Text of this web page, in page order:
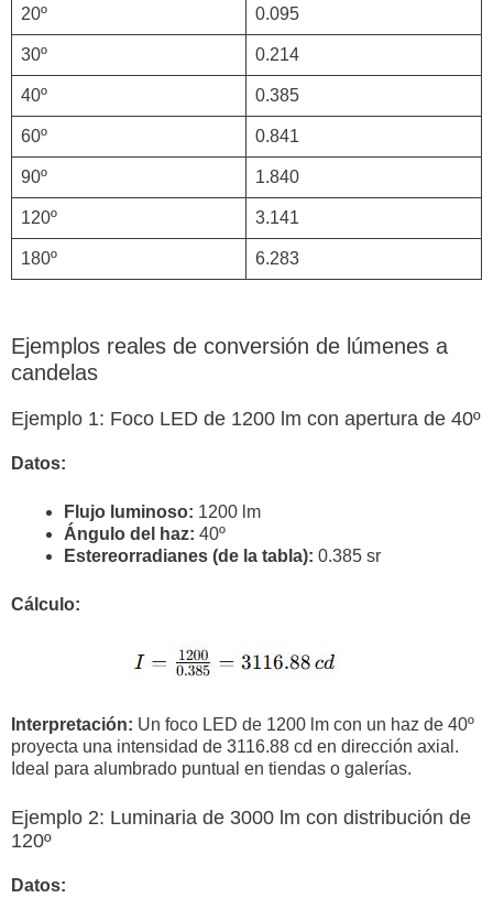
20º 0.095
30º 0.214
40º 0.385
60º 0.841
90º 1.840
120º 3.141
180º 6.283
Ejemplos reales de conversión de lúmenes a
candelas
Ejemplo 1: Foco LED de 1200 lm con apertura de 40º
Datos:
Flujo luminoso: 1200 lm
Ángulo del haz: 40º
Estereorradianes (de la tabla): 0.385 sr
Cálculo:
Interpretación: Un foco LED de 1200 lm con un haz de 40º
proyecta una intensidad de 3116.88 cd en dirección axial.
Ideal para alumbrado puntual en tiendas o galerías.
Ejemplo 2: Luminaria de 3000 lm con distribución de
120º
Datos: